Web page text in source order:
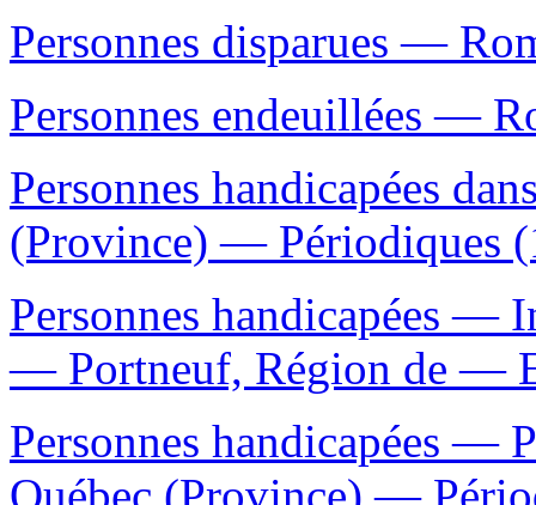
Personnes disparues —
Personnes endeuillées —
Personnes handicapées
(Province) — Périodiques
Personnes handicapées —
— Portneuf, Région de —
Personnes handicapées —